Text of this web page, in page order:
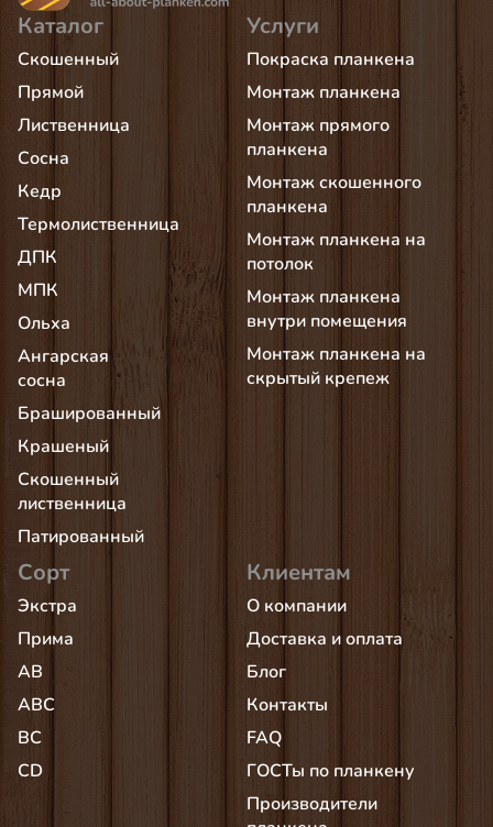
Каталог
Скошенный
Прямой
Лиственница
Сосна
Кедр
Термолиственница
ДПК
МПК
Ольха
Ангарская
сосна
Брашированный
Крашеный
Скошенный
лиственница
Патированный
Услуги
Покраска планкена
Монтаж планкена
Монтаж прямого
планкена
Монтаж скошенного
планкена
Монтаж планкена на
потолок
Монтаж планкена
внутри помещения
Монтаж планкена на
скрытый крепеж
Сорт
Экстра
Прима
AB
АВС
BC
CD
Клиентам
О компании
Доставка и оплата
Блог
Контакты
FAQ
ГОСТы по планкену
Производители